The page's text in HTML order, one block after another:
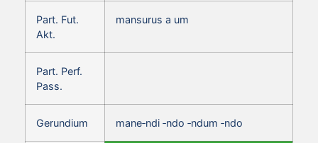
Part. Fut.
Akt.
mansurus a um
Part. Perf.
Pass.
Gerundium mane‑ndi ‑ndo ‑ndum ‑ndo